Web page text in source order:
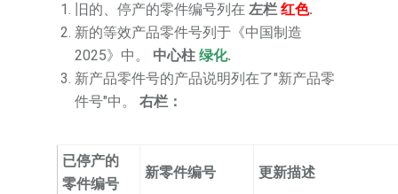
旧的、停产的零件编号列在左栏红色.
新的等效产品零件号列于《中国制造
2025》中。 中心柱绿化.
新产品零件号的产品说明列在了"新产品零
件号"中。右栏：
已停产的
零件编号
新零件编号 更新描述